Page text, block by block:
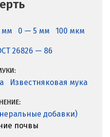
мм 0 — 5 мм 100 мкм
26826 — 86
Известняковая мука
добавки)
почвы